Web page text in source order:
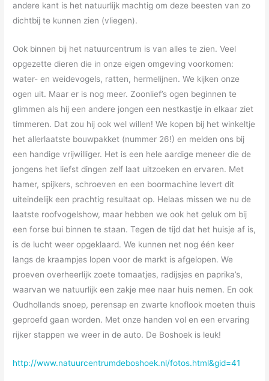
andere kant is het natuurlijk machtig om deze beesten van zo
dichtbij te kunnen zien (vliegen).
Ook binnen bij het natuurcentrum is van alles te zien. Veel
opgezette dieren die in onze eigen omgeving voorkomen:
water- en weidevogels, ratten, hermelijnen. We kijken onze
ogen uit. Maar er is nog meer. Zoonlief’s ogen beginnen te
glimmen als hij een andere jongen een nestkastje in elkaar ziet
timmeren. Dat zou hij ook wel willen! We kopen bij het winkeltje
het allerlaatste bouwpakket (nummer 26!) en melden ons bij
een handige vrijwilliger. Het is een hele aardige meneer die de
jongens het liefst dingen zelf laat uitzoeken en ervaren. Met
hamer, spijkers, schroeven en een boormachine levert dit
uiteindelijk een prachtig resultaat op. Helaas missen we nu de
laatste roofvogelshow, maar hebben we ook het geluk om bij
een forse bui binnen te staan. Tegen de tijd dat het huisje af is,
is de lucht weer opgeklaard. We kunnen net nog één keer
langs de kraampjes lopen voor de markt is afgelopen. We
proeven overheerlijk zoete tomaatjes, radijsjes en paprika’s,
waarvan we natuurlijk een zakje mee naar huis nemen. En ook
Oudhollands snoep, perensap en zwarte knoflook moeten thuis
geproefd gaan worden. Met onze handen vol en een ervaring
rijker stappen we weer in de auto. De Boshoek is leuk!
http://www.natuurcentrumdeboshoek.nl/fotos.html&gid=41